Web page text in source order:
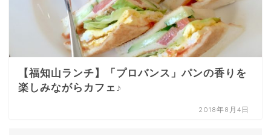
【福知山ランチ】「プロバンス」パンの香りを
楽しみながらカフェ♪
2018年8月4日